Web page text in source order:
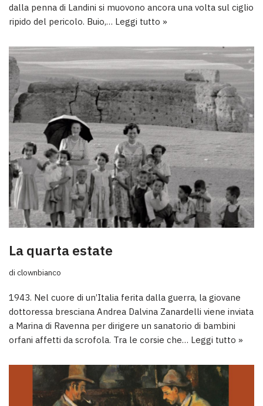
dalla penna di Landini si muovono ancora una volta sul ciglio
ripido del pericolo. Buio,… Leggi tutto »
La quarta estate
di clownbianco
1943. Nel cuore di un’Italia ferita dalla guerra, la giovane
dottoressa bresciana Andrea Dalvina Zanardelli viene inviata
a Marina di Ravenna per dirigere un sanatorio di bambini
orfani affetti da scrofola. Tra le corsie che… Leggi tutto »